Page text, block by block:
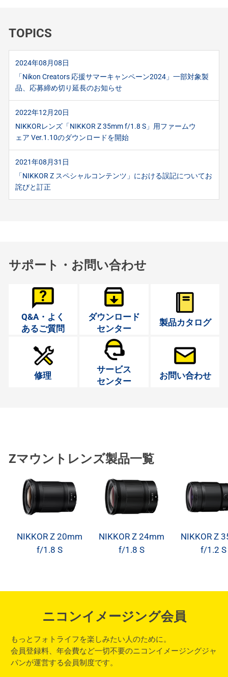
TOPICS
2024年08月08日
「Nikon Creators 応援サマーキャンペーン2024」一部対象製
品、応募締め切り延長のお知らせ
2022年12月20日
NIKKORレンズ「NIKKOR Z 35mm f/1.8 S」用ファームウ
ェア Ver.1.10のダウンロードを開始
2021年08月31日
「NIKKOR Z スペシャルコンテンツ」における誤記についてお
詫びと訂正
サポート・お問い合わせ
Q&A・よく
あるご質問
ダウンロード
センター
製品カタログ
修理
サービス
センター
お問い合わせ
Zマウントレンズ製品一覧
NIKKOR Z 20mm
f/1.8 S
NIKKOR Z 24mm
f/1.8 S
NIKKOR Z
f/1.2 S
ニコンイメージング会員
もっとフォトライフを楽しみたい人のために。
会員登録料、年会費など一切不要のニコンイメージングジャ
パンが運営する会員制度です。